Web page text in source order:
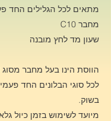
מתאים לכל הגלילים החד
מחבר C10
שעון מד לחץ מובנה
לכל סוגי הבלונים החד
בשוק.
מיועד לשימוש בזמן כיול